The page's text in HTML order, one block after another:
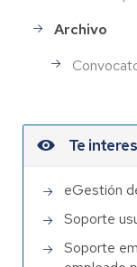
Archivo
Te
eGestión
Soporte
Soporte